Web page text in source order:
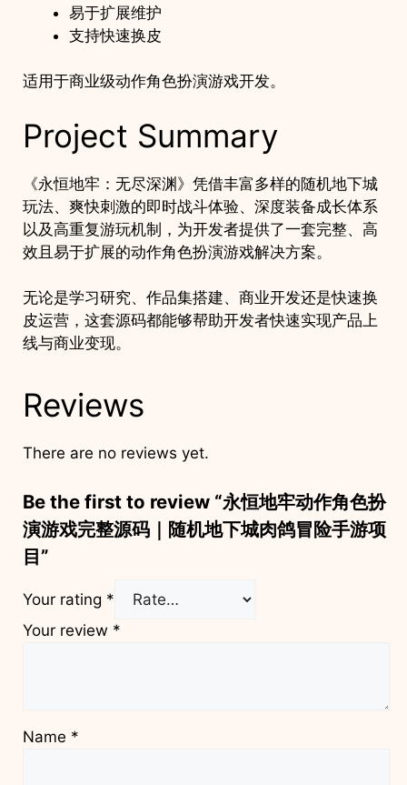
易于扩展维护
支持快速换皮
适用于商业级动作角色扮演游戏开发。
Project Summary
《永恒地牢：无尽深渊》凭借丰富多样的随机地下城
玩法、爽快刺激的即时战斗体验、深度装备成长体系
以及高重复游玩机制，为开发者提供了一套完整、高
效且易于扩展的动作角色扮演游戏解决方案。
无论是学习研究、作品集搭建、商业开发还是快速换
皮运营，这套源码都能够帮助开发者快速实现产品上
线与商业变现。
Reviews
There are no reviews yet.
Be the first to review “永恒地牢动作角色扮
演游戏完整源码｜随机地下城肉鸽冒险手游项
目”
Your rating *
Your review *
Name *